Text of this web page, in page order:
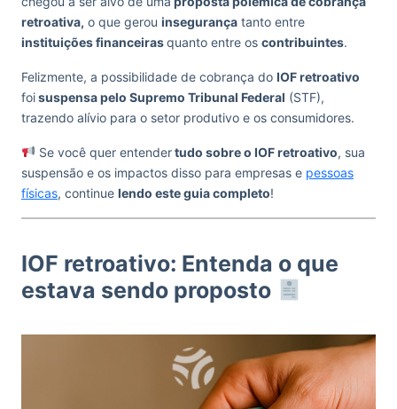
retroativa, o que gerou insegurança tanto entre
instituições financeirasquanto entre os contribuintes.
Felizmente, a possibilidade de cobrança do IOF retroativo
foisuspensa pelo Supremo Tribunal Federal (STF),
trazendo alívio para o setor produtivo e os consumidores.
Se você quer entendertudo sobre o IOF retroativo, sua
suspensão e os impactos disso para empresas e pessoas
físicas, continue lendo este guia completo!
IOF retroativo: Entenda o que
estava sendo proposto